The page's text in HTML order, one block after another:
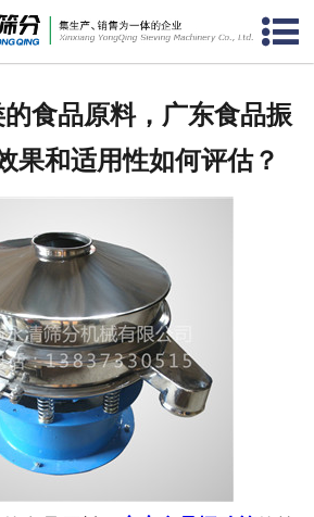
网站首页
产品中心
资质荣誉
服务准则
视频中心
联系我们
食品原料，广东食品振
果和适用性如何评估？